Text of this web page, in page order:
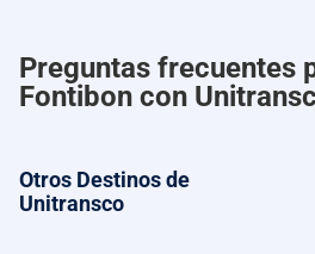
Preguntas frecuentes
Fontibon con
Otros Destinos de
Unitransco